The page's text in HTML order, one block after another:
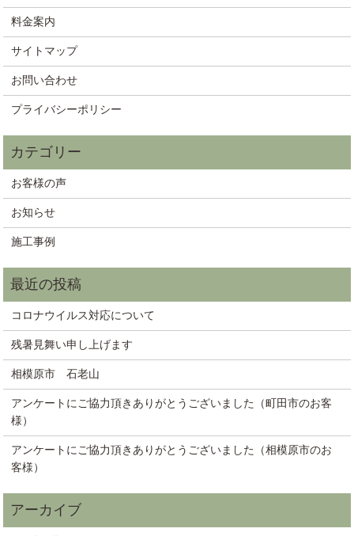
料金案内
サイトマップ
お問い合わせ
プライバシーポリシー
お客様の声
お知らせ
施工事例
コロナウイルス対応について
残暑見舞い申し上げます
相模原市 石老山
アンケートにご協力頂きありがとうございました（町田市のお客
様）
アンケートにご協力頂きありがとうございました（相模原市のお
客様）